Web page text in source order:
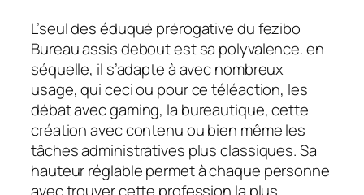
L’seul des éduqué prérogative du fezibo
Bureau assis debout est sa polyvalence. en
séquelle, il s’adapte à avec nombreux
usage, qui ceci ou pour ce téléaction, les
débat avec gaming, la bureautique, cette
création avec contenu ou bien même les
tâches administratives plus classiques. Sa
hauteur réglable permet à chaque personne